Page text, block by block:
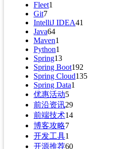
Fleet1
Git7
IntelliJ IDEA41
Java64
Maven1
Python1
Spring13
Spring Boot192
Spring Cloud135
Spring Data1
优惠活动5
前沿资讯29
前端技术14
博客攻略7
开发工具1
开源推荐60